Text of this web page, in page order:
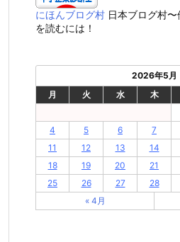
にほんブログ村 日本ブログ村
を読むには！
2026年5月
月
火 水 木
4
5 6 7
11
12 13 14
18
19 20 21
25
26 27 28
« 4月